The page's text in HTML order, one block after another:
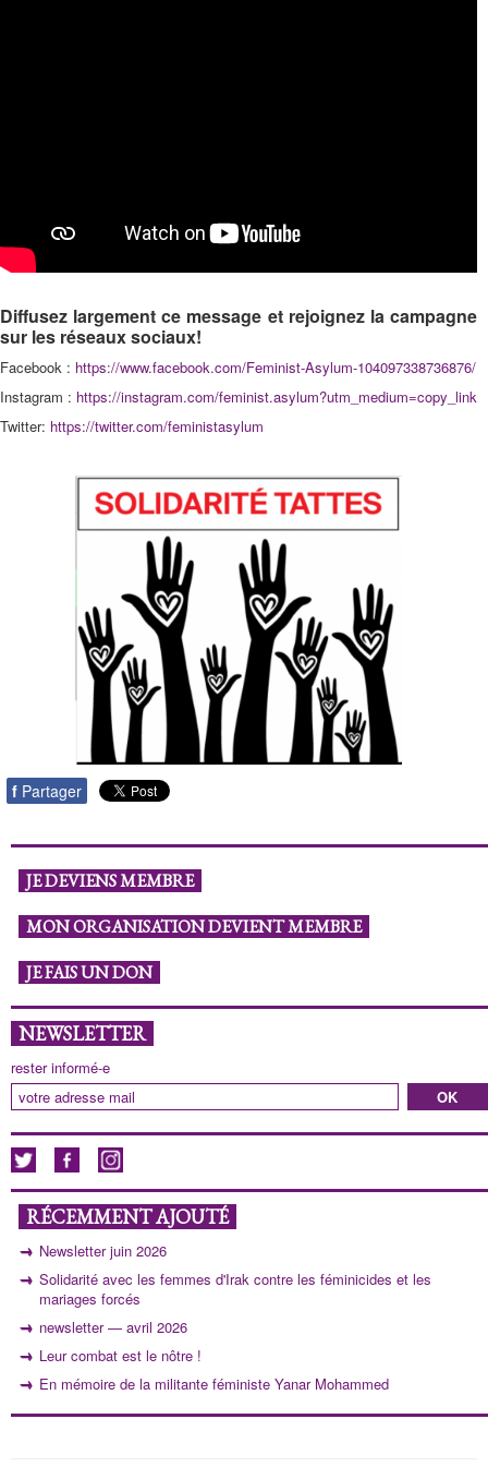
Diffusez largement ce message et rejoignez la campagne
sur les réseaux sociaux!
Facebook : https://www.facebook.com/Feminist-Asylum-104097338736876/
Instagram : https://instagram.com/feminist.asylum?utm_medium=copy_link
Twitter: https://twitter.com/feministasylum
f Partager
JE DEVIENS MEMBRE
MON ORGANISATION DEVIENT MEMBRE
JE FAIS UN DON
NEWSLETTER
rester informé-e
RÉCEMMENT AJOUTÉ
Newsletter juin 2026
Solidarité avec les femmes d'Irak contre les féminicides et les
mariages forcés
newsletter — avril 2026
Leur combat est le nôtre !
En mémoire de la militante féministe Yanar Mohammed